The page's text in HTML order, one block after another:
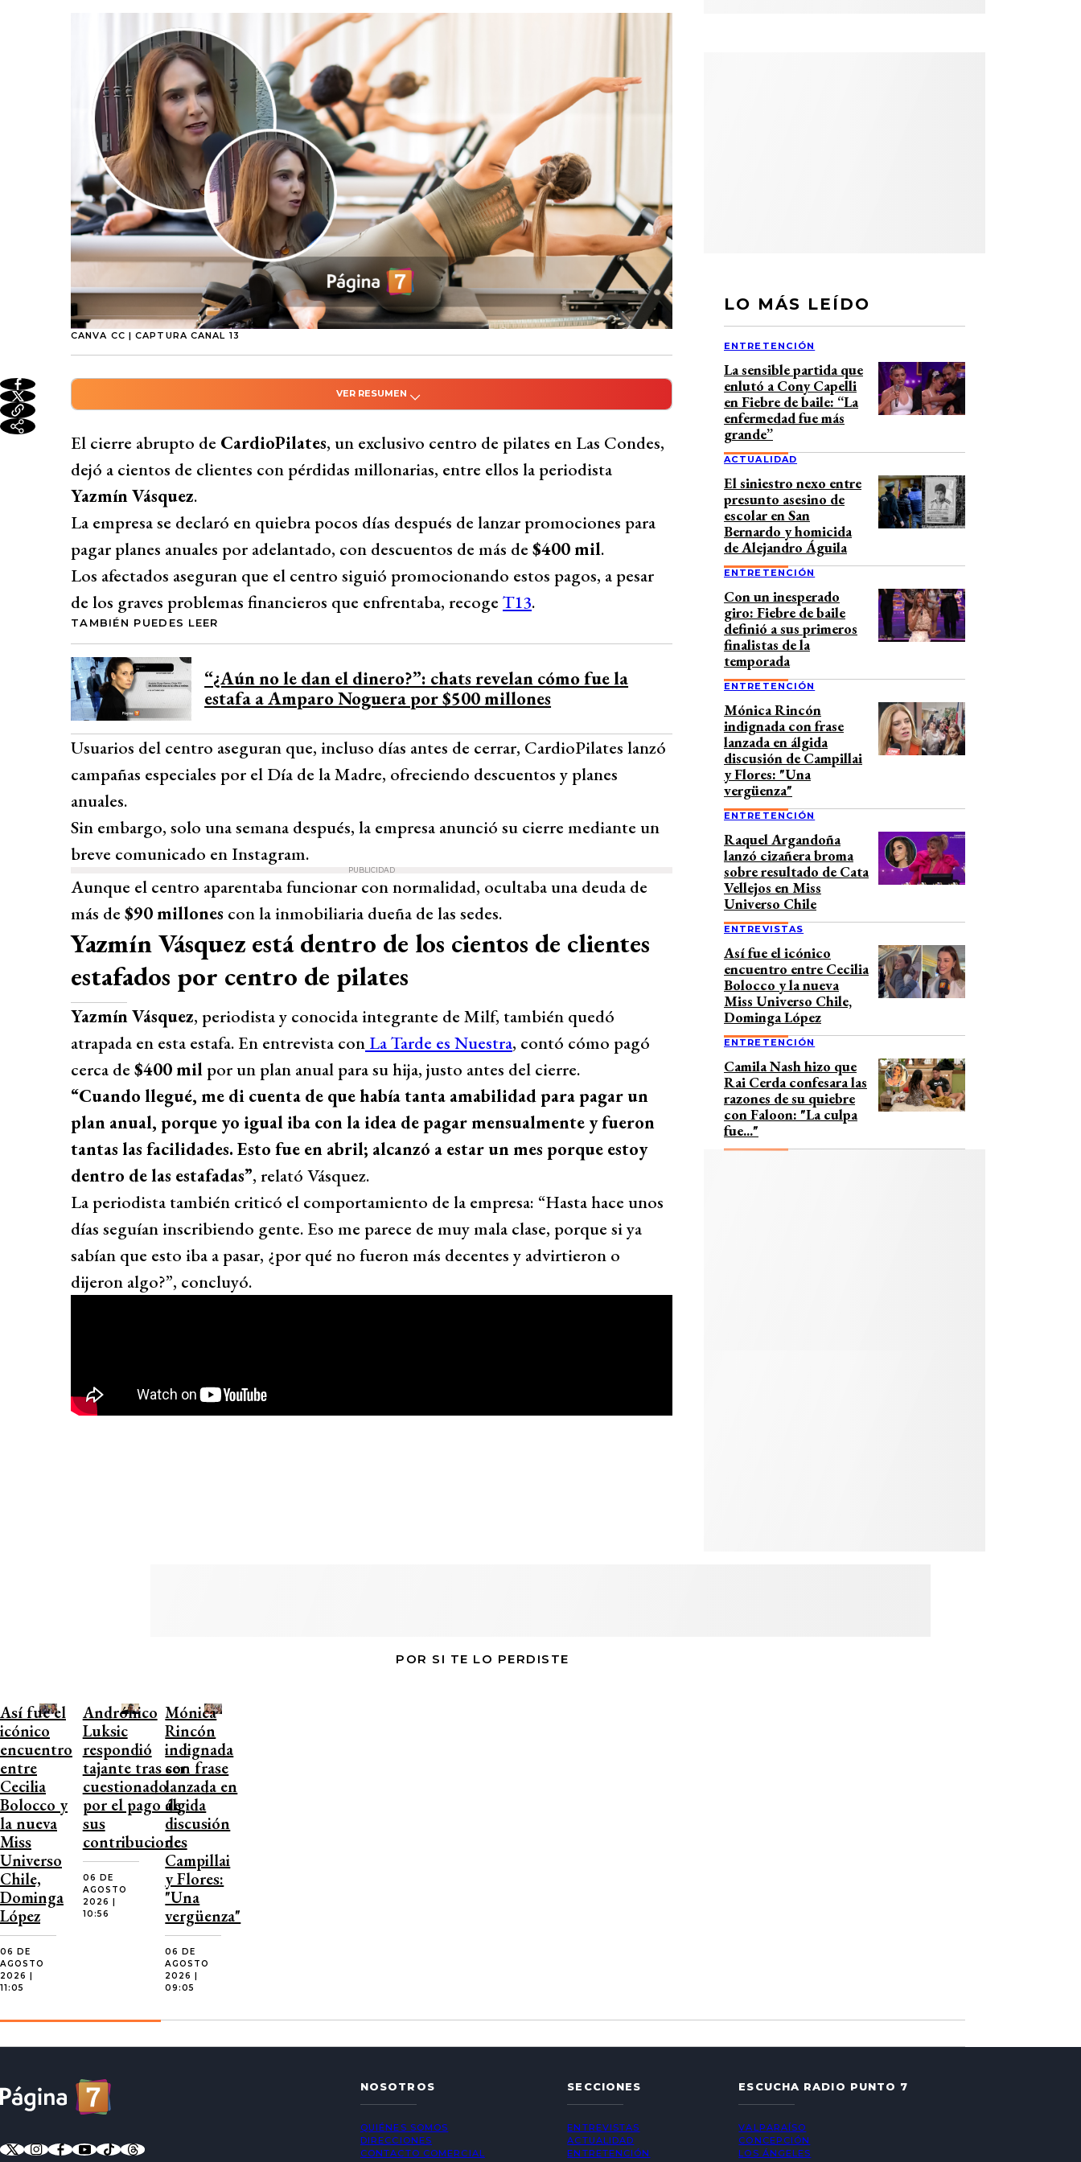
CANVA CC | CAPTURA CANAL 13
VER RESUMEN
El cierre repentino de CardioPilates en Las Condes dejó a cientos de clientes, incluida
la periodista Yazmín Vásquez, con grandes pérdidas debido a planes anuales
prepagados con descuentos de más de $400 mil, ya que la empresa se declaró en
quiebra poco después. Los afectados aseguran que a pesar de sus problemas
financieros, el centro continuó promoviendo estos pagos, incluso lanzando campañas
por el Día de la Madre antes de cerrar con una deuda de más de $90 millones. Vásquez,
estafada con un pago de $400 mil por un plan anual para su hija, criticó la falta de
transparencia de la empresa al seguir aceptando clientes.
Desarrollado por Bío Bío Comunicaciones
El cierre abrupto de CardioPilates, un exclusivo centro de pilates en Las Condes,
dejó a cientos de clientes con pérdidas millonarias, entre ellos la periodista
Yazmín Vásquez.
La empresa se declaró en quiebra pocos días después de lanzar promociones para
pagar planes anuales por adelantado, con descuentos de más de $400 mil.
Los afectados aseguran que el centro siguió promocionando estos pagos, a pesar
de los graves problemas financieros que enfrentaba, recoge T13.
TAMBIÉN PUEDES LEER
“¿Aún no le dan el dinero?”: chats revelan cómo fue la
estafa a Amparo Noguera por $500 millones
Usuarios del centro aseguran que, incluso días antes de cerrar, CardioPilates lanzó
campañas especiales por el Día de la Madre, ofreciendo descuentos y planes
anuales.
Sin embargo, solo una semana después, la empresa anunció su cierre mediante un
breve comunicado en Instagram.
PUBLICIDAD
Aunque el centro aparentaba funcionar con normalidad, ocultaba una deuda de
más de $90 millones con la inmobiliaria dueña de las sedes.
Yazmín Vásquez está dentro de los cientos de clientes
estafados por centro de pilates
Yazmín Vásquez, periodista y conocida integrante de Milf, también quedó
atrapada en esta estafa. En entrevista con La Tarde es Nuestra, contó cómo pagó
cerca de $400 mil por un plan anual para su hija, justo antes del cierre.
“Cuando llegué, me di cuenta de que había tanta amabilidad para pagar un
plan anual, porque yo igual iba con la idea de pagar mensualmente y fueron
tantas las facilidades. Esto fue en abril; alcanzó a estar un mes porque estoy
dentro de las estafadas”, relató Vásquez.
La periodista también criticó el comportamiento de la empresa: “Hasta hace unos
días seguían inscribiendo gente. Eso me parece de muy mala clase, porque si ya
sabían que esto iba a pasar, ¿por qué no fueron más decentes y advirtieron o
dijeron algo?”, concluyó.
LO MÁS LEÍDO
ENTRETENCIÓN
La sensible partida que
enlutó a Cony Capelli
en Fiebre de baile: “La
enfermedad fue más
grande”
ACTUALIDAD
El siniestro nexo entre
presunto asesino de
escolar en San
Bernardo y homicida
de Alejandro Águila
ENTRETENCIÓN
Con un inesperado
giro: Fiebre de baile
definió a sus primeros
finalistas de la
temporada
ENTRETENCIÓN
Mónica Rincón
indignada con frase
lanzada en álgida
discusión de Campillai
y Flores: "Una
vergüenza"
ENTRETENCIÓN
Raquel Argandoña
lanzó cizañera broma
sobre resultado de Cata
Vellejos en Miss
Universo Chile
ENTREVISTAS
Así fue el icónico
encuentro entre Cecilia
Bolocco y la nueva
Miss Universo Chile,
Dominga López
ENTRETENCIÓN
Camila Nash hizo que
Rai Cerda confesara las
razones de su quiebre
con Faloon: "La culpa
fue..."
POR SI TE LO PERDISTE
Así fue el
icónico
encuentro
entre
Cecilia
Bolocco y
la nueva
Miss
Universo
Chile,
Dominga
López
06 DE
AGOSTO
2026 |
11:05
Andrónico
Luksic
respondió
tajante tras ser
cuestionado
por el pago de
sus
contribuciones
06 DE
AGOSTO
2026 |
10:56
Mónica
Rincón
indignada
con frase
lanzada en
álgida
discusión
de
Campillai
y Flores:
"Una
vergüenza"
06 DE
AGOSTO
2026 |
09:05
NOSOTROS
QUIÉNES SOMOS
DIRECCIONES
CONTACTO COMERCIAL
SECCIONES
ENTREVISTAS
ACTUALIDAD
ENTRETENCIÓN
ESCUCHA RADIO PUNTO 7
VALPARAÍSO
CONCEPCIÓN
LOS ÁNGELES